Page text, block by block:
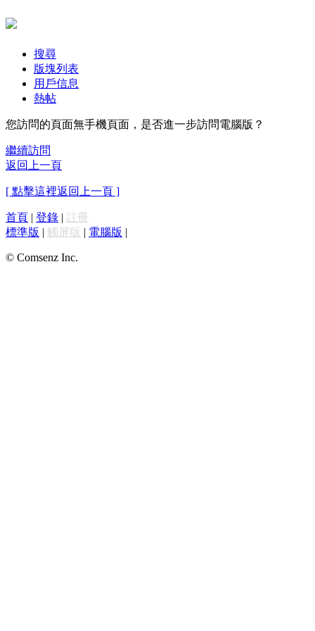
搜尋
版塊列表
用戶信息
熱帖
您訪問的頁面無手機頁面，是否進一步訪問電腦版？
繼續訪問
返回上一頁
[ 點擊這裡返回上一頁 ]
首頁 | 登錄 | 註冊
標準版 | 觸屏版 | 電腦版 |
© Comsenz Inc.